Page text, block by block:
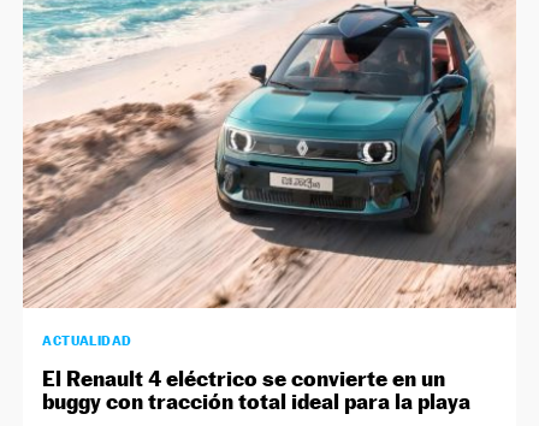
NEWSLETTER
ACTUALIDAD
El Renault 4 eléctrico se convierte en un
buggy con tracción total ideal para la playa